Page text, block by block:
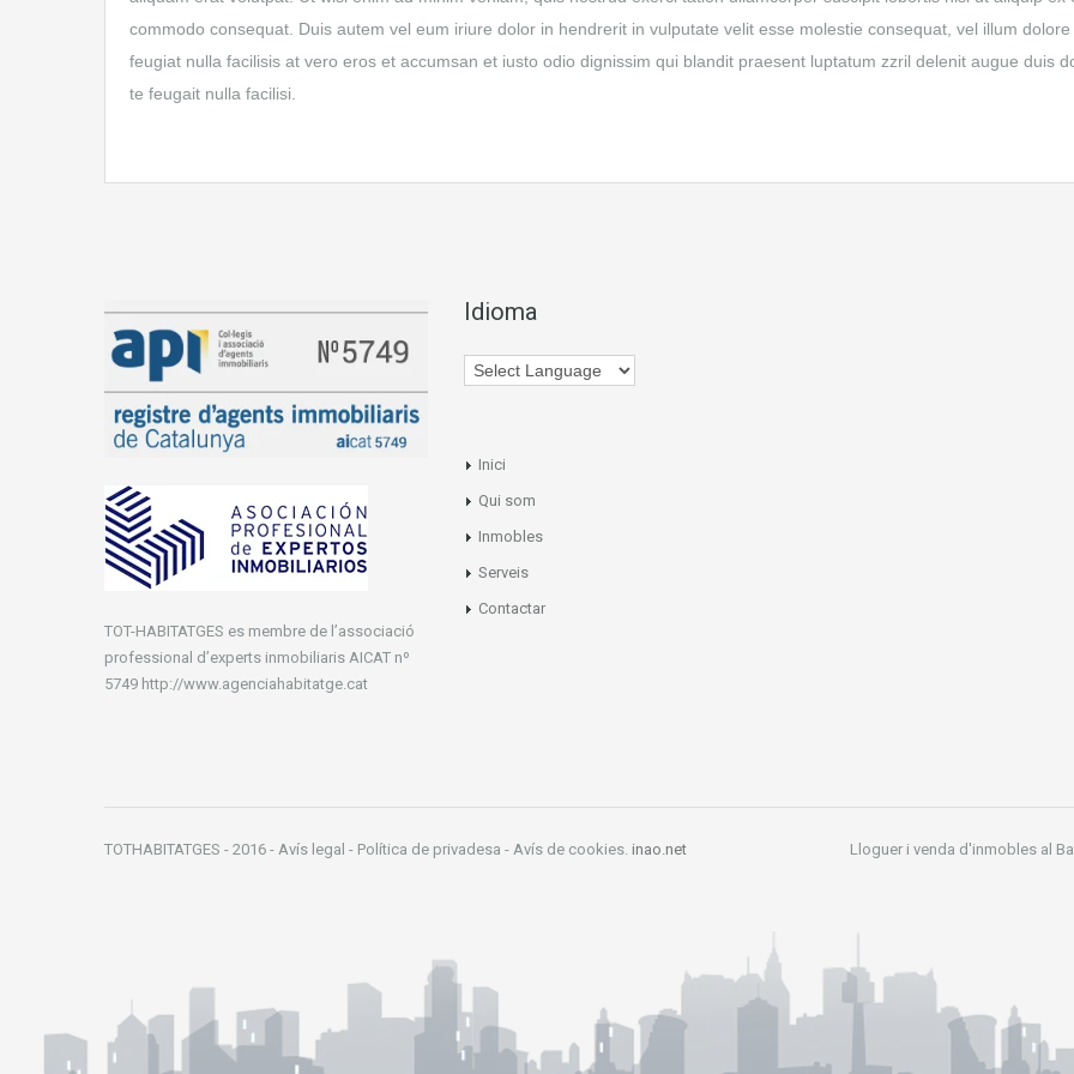
commodo consequat. Duis autem vel eum iriure dolor in hendrerit in vulputate velit esse molestie consequat, vel illum dolore
feugiat nulla facilisis at vero eros et accumsan et iusto odio dignissim qui blandit praesent luptatum zzril delenit augue duis
te feugait nulla facilisi.
TOT-HABITATGES es membre de l’associació
professional d’experts inmobiliaris AICAT nº
5749 http://www.agenciahabitatge.cat
Idioma
Inici
Qui som
Inmobles
Serveis
Contactar
TOTHABITATGES - 2016 - Avís legal - Política de privadesa - Avís de cookies. inao.net Lloguer i venda d'inmobles al